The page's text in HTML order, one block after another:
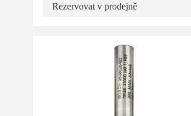
Rezervovat v prodejně